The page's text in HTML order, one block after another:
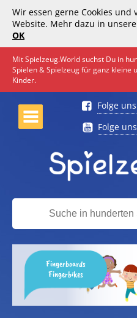
Wir essen gerne Cookies
Website. Mehr dazu in
OK
Mit Spielzeug.World suchst Du in
Spielen & Spielzeug für ganz kleine
Kinder.
Folge
Folge
Fingerboards
Fingerbikes